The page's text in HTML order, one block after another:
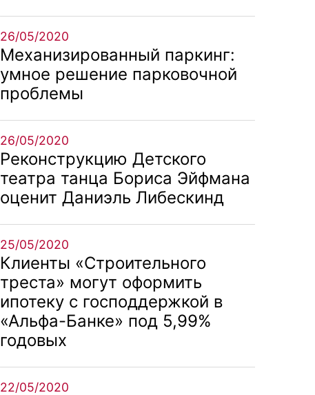
26/05/2020
Механизированный паркинг:
умное решение парковочной
проблемы
26/05/2020
Реконструкцию Детского
театра танца Бориса Эйфмана
оценит Даниэль Либескинд
25/05/2020
Клиенты «Строительного
треста» могут оформить
ипотеку с господдержкой в
«Альфа-Банке» под 5,99%
годовых
22/05/2020